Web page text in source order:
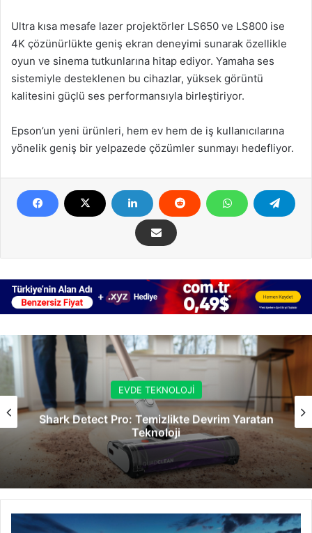
Ultra kısa mesafe lazer projektörler LS650 ve LS800 ise
4K çözünürlükte geniş ekran deneyimi sunarak özellikle
oyun ve sinema tutkunlarına hitap ediyor. Yamaha ses
sistemiyle desteklenen bu cihazlar, yüksek görüntü
kalitesini güçlü ses performansıyla birleştiriyor.
Epson’un yeni ürünleri, hem ev hem de iş kullanıcılarına
yönelik geniş bir yelpazede çözümler sunmayı hedefliyor.
EVDE TEKNOLOJİ
Shark Detect Pro: Temizlikte Devrim Yaratan
Teknoloji
Binance